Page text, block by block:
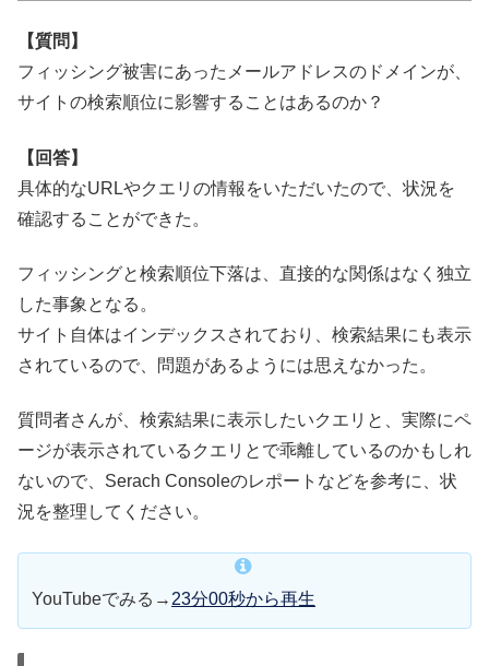
【質問】
フィッシング被害にあったメールアドレスのドメインが、
サイトの検索順位に影響することはあるのか？
【回答】
具体的なURLやクエリの情報をいただいたので、状況を
確認することができた。
フィッシングと検索順位下落は、直接的な関係はなく独立
した事象となる。
サイト自体はインデックスされており、検索結果にも表示
されているので、問題があるようには思えなかった。
質問者さんが、検索結果に表示したいクエリと、実際にペ
ージが表示されているクエリとで乖離しているのかもしれ
ないので、Serach Consoleのレポートなどを参考に、状
況を整理してください。
YouTubeでみる→ 23分00秒から再生